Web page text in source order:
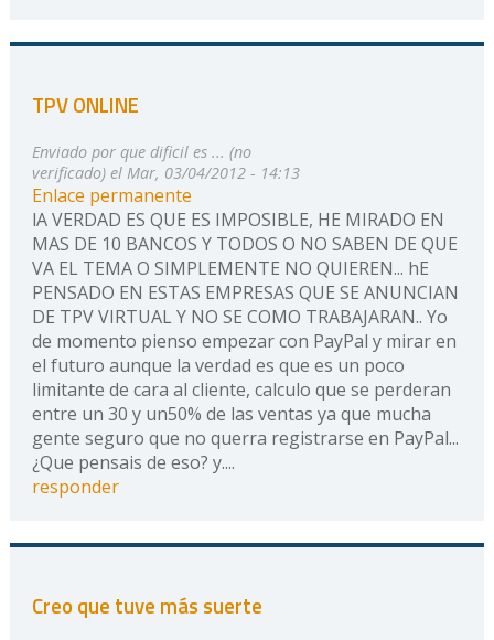
TPV ONLINE
Enviado por que dificil es ... (no
verificado)el Mar, 03/04/2012 - 14:13
Enlace permanente
lA VERDAD ES QUE ES IMPOSIBLE, HE MIRADO EN
MAS DE 10 BANCOS Y TODOS O NO SABEN DE QUE
VA EL TEMA O SIMPLEMENTE NO QUIEREN... hE
PENSADO EN ESTAS EMPRESAS QUE SE ANUNCIAN
DE TPV VIRTUAL Y NO SE COMO TRABAJARAN.. Yo
de momento pienso empezar con PayPal y mirar en
el futuro aunque la verdad es que es un poco
limitante de cara al cliente, calculo que se perderan
entre un 30 y un50% de las ventas ya que mucha
gente seguro que no querra registrarse en PayPal...
¿Que pensais de eso? y....
responder
Creo que tuve más suerte